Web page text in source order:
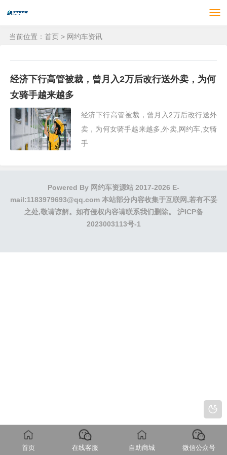
当前位置： 首页 > 网约车资讯
经济下行高管被裁，曾月入2万后改行送外卖，为何
女骑手越来越多
经济下行高管被裁，曾月入2万后改行送外
卖，为何女骑手越来越多,外卖,网约车,女骑
手
Powered By 网约车资源站 2017-2026 E-
mail:1183979693@qq.com 本站部分内容收集于互联网,若有不妥
之处,敬请谅解。如有侵权内容请联系我们删除。 沪ICP备
2023003113号-1
首页 在线客服 自助商城 微信公众号